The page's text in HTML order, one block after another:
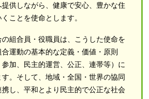
供しながら、健康で安心、豊かな住
ことを使命とします。
組合員・役職員は、こうした使命を
運動の基本的な定義・価値・原則
参加、民主的運営、公正、連帯等）に
。そして、地域・全国・世界の協同
し、平和とより民主的で公正な社会